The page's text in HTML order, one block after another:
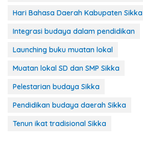
Hari Bahasa Daerah Kabupaten Sikka
Integrasi budaya dalam pendidikan
Launching buku muatan lokal
Muatan lokal SD dan SMP Sikka
Pelestarian budaya Sikka
Pendidikan budaya daerah Sikka
Tenun ikat tradisional Sikka